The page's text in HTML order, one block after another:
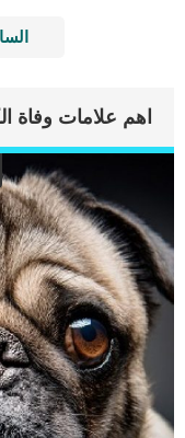
اهم علامات وفاة